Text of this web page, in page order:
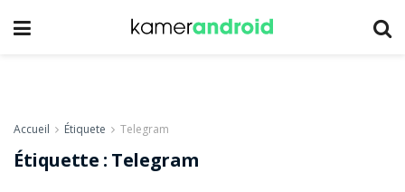
Accueil Étiquete Telegram
Étiquette : Telegram